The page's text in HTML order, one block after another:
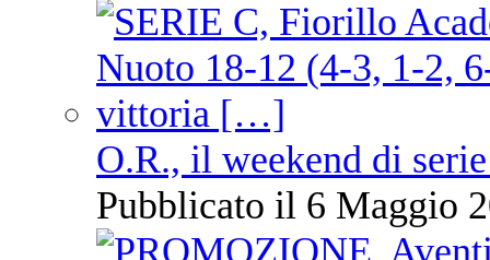
O.R., il weekend di
Pubblicato il 6 Maggio